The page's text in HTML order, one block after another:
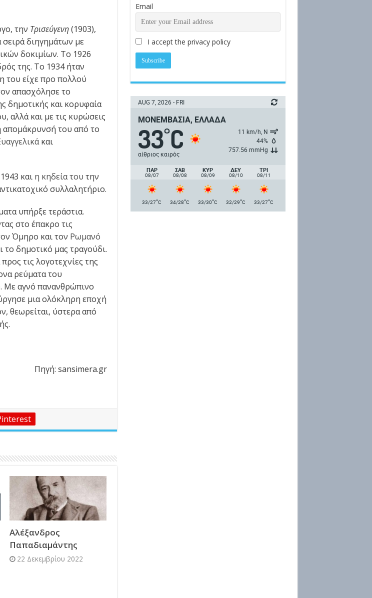
την Τρισεύγενη(1903),
σειρά διηγημάτων με
δοκιμίων. Το 1926
της. Το 1934 ήταν
του είχε προ πολλού
απασχόλησε το
δημοτικής και κορυφαία
αλλά και με τις κυρώσεις
του από το
και
και η κηδεία του την
συλλαλητήριο.
υπήρξε τεράστια.
στο έπακρο τις
Όμηρο και τον Ρωμανό
δημοτικό μας τραγούδι.
τις λογοτεχνίες της
ρεύματα του
Με αγνό πανανθρώπινο
μια ολόκληρη εποχή
θεωρείται, ύστερα από
Πηγή: sansimera.gr
Αλέξανδρος
Παπαδιαμάντης
22 Δεκεμβρίου 2022
Email
I accept the privacy policy
AUG 7, 2026 - FRI
ΜΟΝΕΜΒΑΣΙΆ, ΕΛΛΆΔΑ
33°C
αίθριος καιρός
11 km/h, Ν
44%
757.56 mmHg
ΠΑΡ
08/07
ΣΑΒ
08/08
ΚΥΡ
08/09
ΔΕΥ
08/10
ΤΡΙ
08/11
33/27°C 34/28°C 33/30°C 32/29°C 33/27°C